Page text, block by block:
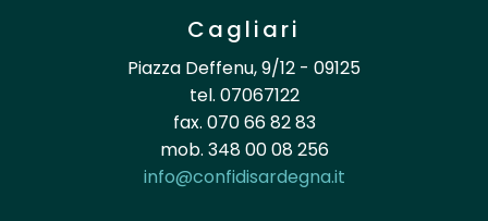
Cagliari
Piazza Deffenu, 9/12 - 09125
tel. 07067122
fax. 070 66 82 83
mob. 348 00 08 256
info@confidisardegna.it